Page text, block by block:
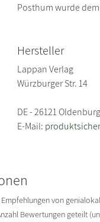
Posthum wurde
Hersteller
Lappan Verlag
Würzburger Str. 14
DE - 26121 Oldenburg
E-Mail:
von
Bewertungen geteilt